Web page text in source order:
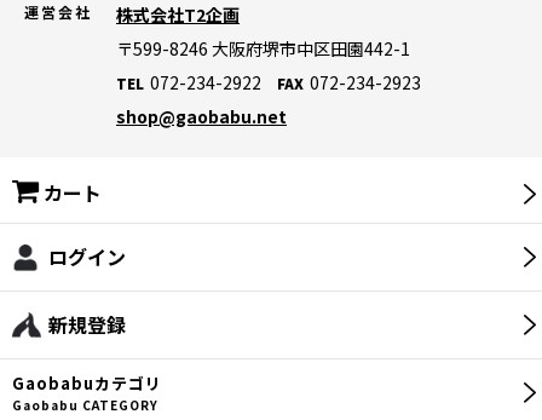
運営会社
株式会社T2企画
〒599-8246 大阪府堺市中区田園442-1
TEL 072-234-2922 FAX 072-234-2923
shop@gaobabu.net
新規登録
ログイン
カート
Gaobabuカテゴリ
Gaobabu CATEGORY